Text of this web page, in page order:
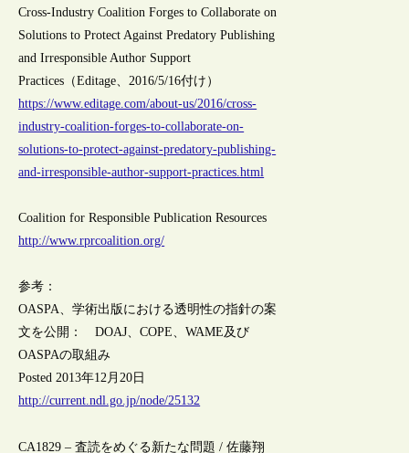
Cross-Industry Coalition Forges to Collaborate on
Solutions to Protect Against Predatory Publishing
and Irresponsible Author Support
Practices（Editage、2016/5/16付け）
https://www.editage.com/about-us/2016/cross-
industry-coalition-forges-to-collaborate-on-
solutions-to-protect-against-predatory-publishing-
and-irresponsible-author-support-practices.html
Coalition for Responsible Publication Resources
http://www.rprcoalition.org/
参考：
OASPA、学術出版における透明性の指針の案
文を公開： DOAJ、COPE、WAME及び
OASPAの取組み
Posted 2013年12月20日
http://current.ndl.go.jp/node/25132
CA1829 – 査読をめぐる新たな問題 / 佐藤翔